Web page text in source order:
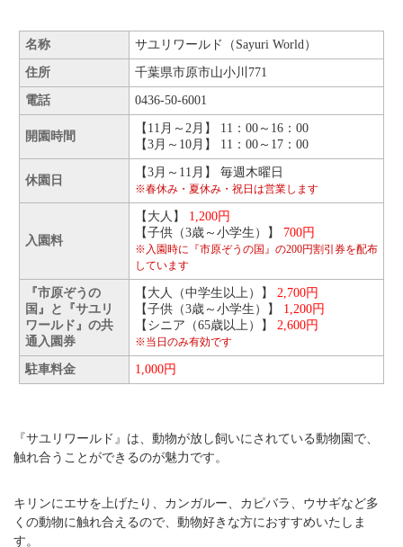
名称 サユリワールド（Sayuri World）
住所 千葉県市原市山小川771
電話 0436-50-6001
開園時間
【11月～2月】 11：00～16：00
【3月～10月】 11：00～17：00
休園日
【3月～11月】 毎週木曜日
※春休み・夏休み・祝日は営業します
入園料
【大人】 1,200円
【子供（3歳～小学生）】 700円
※入園時に『市原ぞうの国』の200円割引券を配布
しています
『市原ぞうの
国』と『サユリ
ワールド』の共
通入園券
【大人（中学生以上）】 2,700円
【子供（3歳～小学生）】 1,200円
【シニア（65歳以上）】 2,600円
※当日のみ有効です
駐車料金 1,000円
『サユリワールド』は、動物が放し飼いにされている動物園で、
触れ合うことができるのが魅力です。
キリンにエサを上げたり、カンガルー、カピバラ、ウサギなど多
くの動物に触れ合えるので、動物好きな方におすすめいたしま
す。